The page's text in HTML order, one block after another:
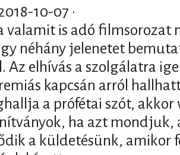
10-07 ·
valamit is adó filmsorozat
néhány jelenetet
Az elhívás a szolgálatra
kapcsán arról
a prófétai szót,
ha azt mondjuk,
a küldetésünk, amikor